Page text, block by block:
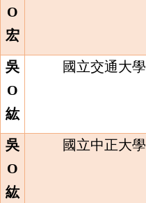
O
宏
吳
O
紘
國立交通大學
吳
O
紘
國立中正大學